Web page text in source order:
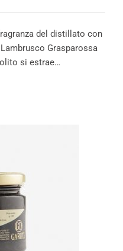
del distillato con
Grasparossa
si estrae…